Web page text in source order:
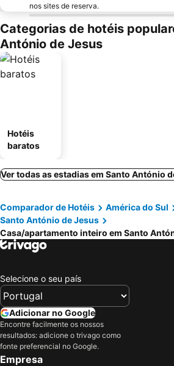
nos sites de reserva.
Categorias de hotéis
António de Jesus
Hotéis
baratos
Ver todas as estadias em Santo António
Comparador de Hotéis América do Sul
Santo António de Jesus
Casa/apartamento inteiro em Santo
Selecione o seu país
Adicionar no Google
Encontre facilmente os nossos
resultados: adicione o trivago como
fonte preferencial no Google.
Empresa